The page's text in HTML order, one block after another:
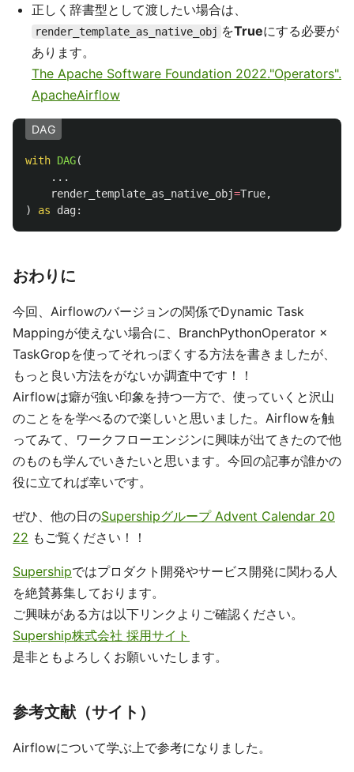
正しく辞書型として渡したい場合は、
render_template_as_native_obj をTrueにする必要が
あります。
The Apache Software Foundation 2022."Operators".
ApacheAirflow
DAG
with DAG(
...
render_template_as_native_obj=True,
)
as dag:
おわりに
今回、Airflowのバージョンの関係でDynamic Task
Mappingが使えない場合に、BranchPythonOperator ×
TaskGropを使ってそれっぽくする方法を書きましたが、
もっと良い方法をがないか調査中です！！
Airflowは癖が強い印象を持つ一方で、使っていくと沢山
のことをを学べるので楽しいと思いました。Airflowを触
ってみて、ワークフローエンジンに興味が出てきたので他
のものも学んでいきたいと思います。今回の記事が誰かの
役に立てれば幸いです。
ぜひ、他の日のSupershipグループ Advent Calendar 20
22 もご覧ください！！
Supershipではプロダクト開発やサービス開発に関わる人
を絶賛募集しております。
ご興味がある方は以下リンクよりご確認ください。
Supership株式会社 採用サイト
是非ともよろしくお願いいたします。
参考文献（サイト）
Airflowについて学ぶ上で参考になりました。